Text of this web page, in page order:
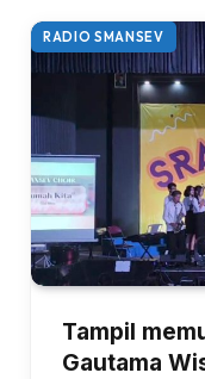
RADIO SMANSEV
Tampil
Gautama